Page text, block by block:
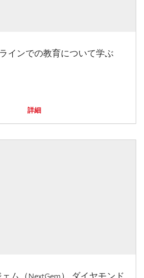
インでの教育について学ぶ
詳細
ム（NextGem） ダイヤモンド